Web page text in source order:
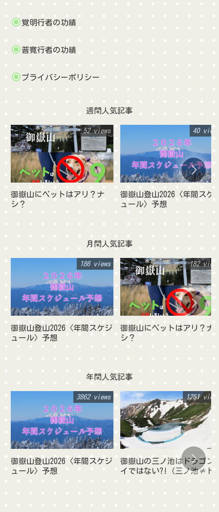
覚明行者の功績
普寛行者の功績
プライバシーポリシー
週間人気記事
御嶽山にペットはアリ？ナ
シ？
52 views
御嶽山登山2026〈年間スケ
ュール〉予想
40
月間人気記事
御嶽山登山2026〈年間スケジ
ュール〉予想
186 views
御嶽山にペットはアリ？ナ
シ？
182
年間人気記事
御嶽山登山2026〈年間スケジ
ュール〉予想
3862 views
御嶽山の三ノ池はドラゴン
イではない?!（三ノ池≠ド
1251